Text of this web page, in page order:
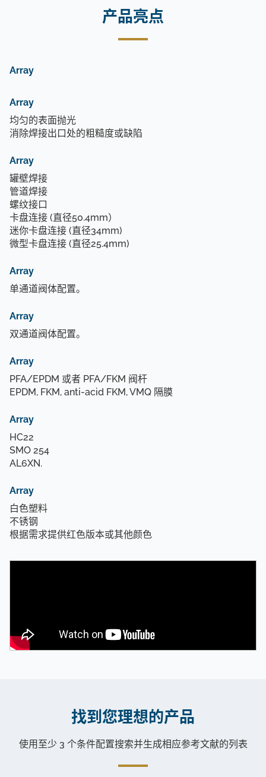
产品亮点
Array
Array
均匀的表面抛光
消除焊接出口处的粗糙度或缺陷
Array
罐壁焊接
管道焊接
螺纹接口
卡盘连接 (直径50.4mm）
迷你卡盘连接 (直径34mm)
微型卡盘连接 (直径25.4mm)
Array
单通道阀体配置。
Array
双通道阀体配置。
Array
PFA/EPDM 或者 PFA/FKM 阀杆
EPDM, FKM, anti-acid FKM, VMQ 隔膜
Array
HC22
SMO 254
AL6XN.
Array
白色塑料
不锈钢
根据需求提供红色版本或其他颜色
找到您理想的产品
使用至少 3 个条件配置搜索并生成相应参考文献的列表